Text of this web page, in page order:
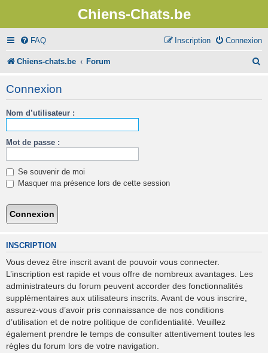
Chiens-Chats.be
FAQ Connexion
Inscription
Chiens-chats.be Forum
Connexion
Nom d’utilisateur :
Mot de passe :
Se souvenir de moi
Masquer ma présence lors de cette session
INSCRIPTION
Vous devez être inscrit avant de pouvoir vous connecter.
L’inscription est rapide et vous offre de nombreux avantages. Les
administrateurs du forum peuvent accorder des fonctionnalités
supplémentaires aux utilisateurs inscrits. Avant de vous inscrire,
assurez-vous d’avoir pris connaissance de nos conditions
d’utilisation et de notre politique de confidentialité. Veuillez
également prendre le temps de consulter attentivement toutes les
règles du forum lors de votre navigation.